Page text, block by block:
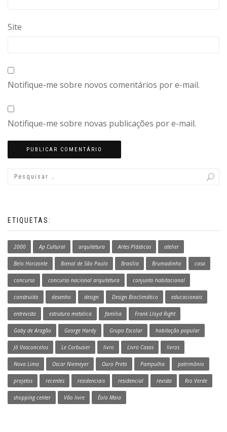
Site
Notifique-me sobre novos comentários por e-mail.
Notifique-me sobre novas publicações por e-mail.
ETIQUETAS:
2000 Ap Cultural arquitetura Artes Plásticas atelier
Belo Horizonte Bienal de São Paulo Brasília Brumadinho casa
concurso concurso nacional arquitetura conjunto habitacional
construído desenho design Design Bioclimático educacionais
entrevista estrutura metalica família Frank Lloyd Right
Gaby de Aragão George Hardy Grupo Escolar habitação popular
Jô Vasconcelos Le Corbusier livro Livro Casas livros
Nova Lima Oscar Niemeyer Ouro Preto Pampulha patrimônio
projetos recentes residenciais residencial revista Rio Verde
shopping center Vão livre Éolo Maia